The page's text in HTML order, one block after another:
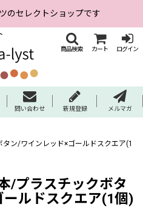
のセレクトショップです
商品検索 カート ログイン
問い合わせ 新規登録 メルマガ
ン/ワインレッド×ゴールドスクエア(1
/プラスチックボタ
ルドスクエア(1個)